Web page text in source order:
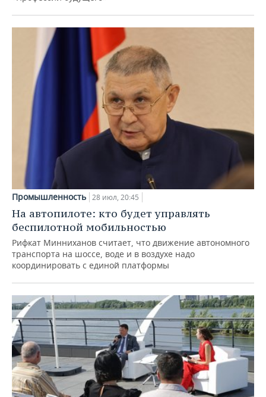
Промышленность 28 июл, 20:45
На автопилоте: кто будет управлять
беспилотной мобильностью
Рифкат Минниханов считает, что движение автономного
транспорта на шоссе, воде и в воздухе надо
координировать с единой платформы